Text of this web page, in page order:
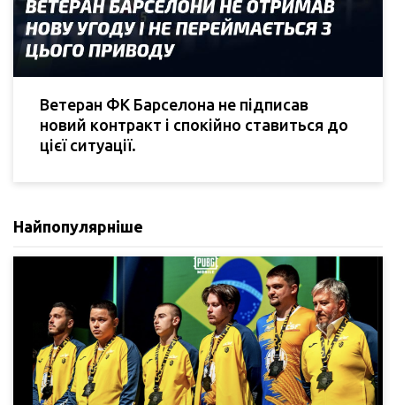
Ветеран ФК Барселона не підписав
новий контракт і спокійно ставиться до
цієї ситуації.
Найпопулярніше